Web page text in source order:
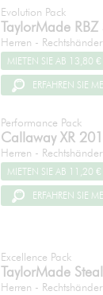
Evolution Pack
TaylorMade
Herren - Rechtshänder
ERFAHREN SIE
Performance Pack
Callaway XR
Herren - Rechtshänder
ERFAHREN SIE
Excellence Pack
TaylorMade
Herren - Rechtshänder